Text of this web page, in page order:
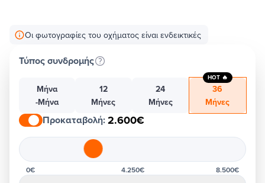
Οι φωτογραφίες του οχήματος είναι ενδεικτικές
Τύπος συνδρομής
Μήνα
-Μήνα
12
Μήνες
24
Μήνες
36
Μήνες
HOT 🔥
Προκαταβολή:2.600€
0€ 4.250€ 8.500€